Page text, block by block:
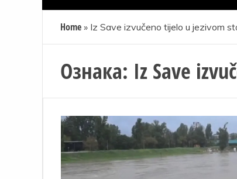
Home » Iz Save izvučeno tijelo u jezivom
Ознака: Iz Save